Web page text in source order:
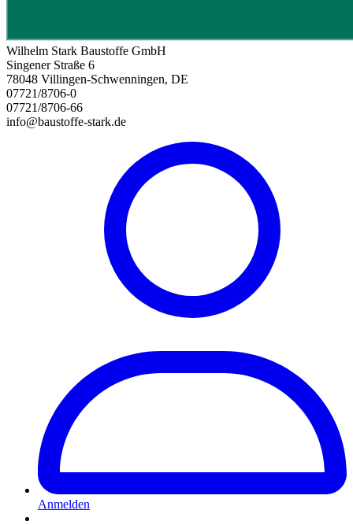
Wilhelm Stark Baustoffe GmbH
Singener Straße 6
78048 Villingen-Schwenningen, DE
07721/8706-0
07721/8706-66
info@baustoffe-stark.de
Anmelden